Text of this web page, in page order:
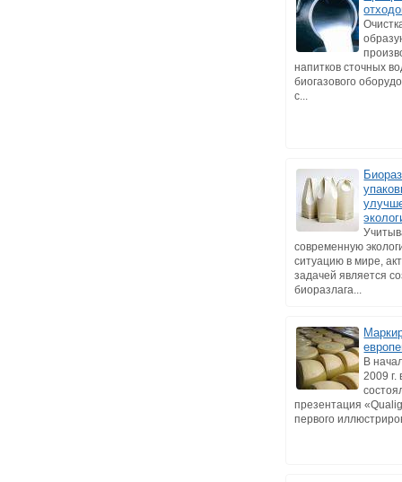
напитков сточных
биогазового
с...
современную
ситуацию в мире,
задачей является
биоразлага...
В
2009
презентация
первого